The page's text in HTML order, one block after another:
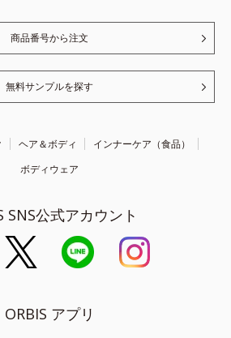
商品番号から注文
無料サンプルを探す
ヘア＆ボディ
インナーケア（食品）
ボディウェア
SNS公式アカウント
ORBIS アプリ